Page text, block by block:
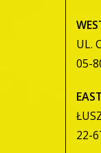
UL.
05-
22-